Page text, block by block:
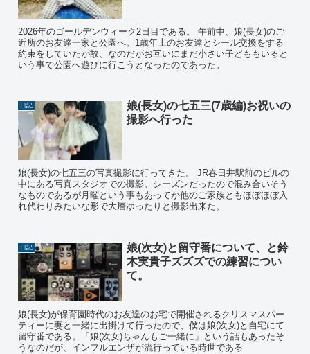
2026年のゴールデンウィーク2日目である。 午前中、娘(長女)のご
近所のお友達一家と公園へ。1歳年上のお友達とシール交換をする
約束をしていたが故、なのだがお互いにまだ小さい子どももいると
いう事で公園へ遊びに行こうとなったのであった。
日記
娘(長女)の七五三(7歳編)お祝いの
撮影へ行った
娘(長女)の七五三の写真撮影に行ってきた。 JR春日井駅前のビルの
中にある写真スタジオでの撮影。シーズンだったので混み合いそう
なものであるが月曜という事もあってか他のご家族ともほぼほぼ入
れ代わりみたいな形で大層ゆったりと撮影出来た。
日記
娘(次女)と留守番について、と鈴
木実貴子ズズズでの練習につい
て。
娘(長女)が保育園時代のお友達のお宅で開催されるクリスマスパー
ティーに妻と一緒に出掛けて行ったので、僕は娘(次女)と自宅にて
留守番である。「娘(次女)ちゃんもご一緒に」という話もあったそ
うなのだが、インフルエンザが流行っている時世である